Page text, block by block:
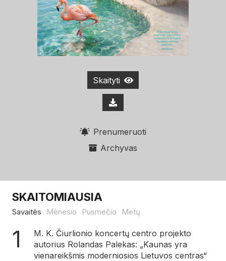
Skaityti
Prenumeruoti
Archyvas
SKAITOMIAUSIA
Savaitės Mėnesio Pusmečio Metų
M. K. Čiurlionio koncertų centro projekto
autorius Rolandas Palekas: „Kaunas yra
vienareikšmis moderniosios Lietuvos centras“